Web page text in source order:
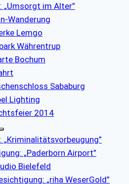
„Umsorgt im Alter”
Wanderung
Lemgo
Währentrup
Bochum
Sababurg
Lighting
2014
„Kriminalitätsvorbeugung”
„Paderborn Airport”
Bielefeld
„riha WeserGold”